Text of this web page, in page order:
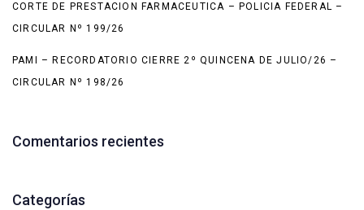
CORTE DE PRESTACION FARMACEUTICA – POLICIA FEDERAL –
CIRCULAR Nº 199/26
PAMI – RECORDATORIO CIERRE 2º QUINCENA DE JULIO/26 –
CIRCULAR Nº 198/26
Comentarios recientes
Categorías